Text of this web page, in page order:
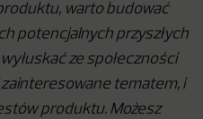
warto budować
potencjalnych przyszłych
ze społeczności
tematem, i
produktu. Możesz